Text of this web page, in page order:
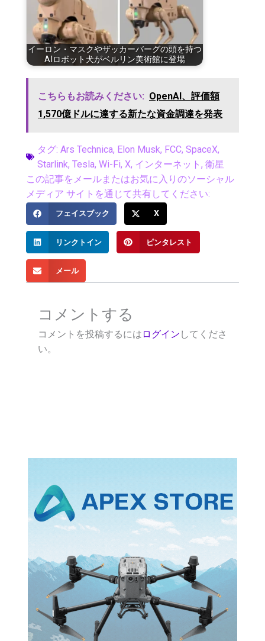
イーロン・マスクやザッカーバーグの頭を持つ
AIロボット犬がベルリン美術館に登場
こちらもお読みください: OpenAI、評価額
1,570億ドルに達する新たな資金調達を発表
タグ: Ars Technica, Elon Musk, FCC, SpaceX,
Starlink, Tesla, Wi-Fi, X, インターネット , 衛星
この記事をメールまたはお気に入りのソーシャル
メディア サイトを通じて共有してください:
フェイスブック X
リンクトイン ピンタレスト
メール
コメントする
コメントを投稿するには ログイン してくださ
い。